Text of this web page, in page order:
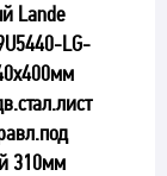
Lande
LG-
310мм